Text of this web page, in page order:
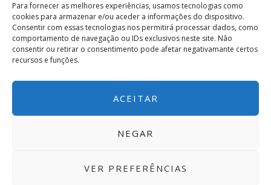
Para fornecer as melhores experiências, usamos tecnologias como
cookies para armazenar e/ou aceder a informações do dispositivo.
Consentir com essas tecnologias nos permitirá processar dados, como
comportamento de navegação ou IDs exclusivos neste site. Não
consentir ou retirar o consentimento pode afetar negativamante certos
recursos e funções.
ACEITAR
NEGAR
VER PREFERÊNCIAS